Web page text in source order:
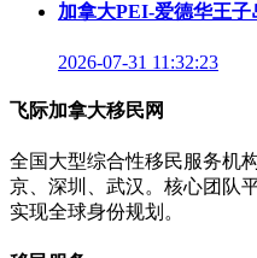
加拿大PEI-爱德华王子
2026-07-31 11:32:23
飞际加拿大移民网
全国大型综合性移民服务机
京、深圳、武汉。核心团队
实现全球身份规划。